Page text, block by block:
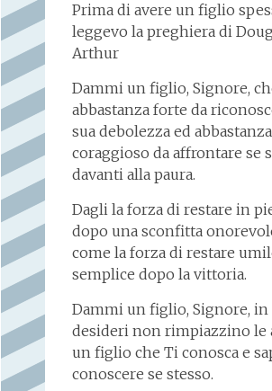
Prima di avere un figlio
leggevo la preghiera di
Arthur
Dammi un figlio, Signore,
abbastanza forte da
sua debolezza ed abbastanza
coraggioso da affrontare se
davanti alla paura.
Dagli la forza di restare in
dopo una sconfitta
come la forza di restare
semplice dopo la vittoria.
Dammi un figlio, Signore, in
desideri non rimpiazzino le
un figlio che Ti conosca e
conoscere se stesso.